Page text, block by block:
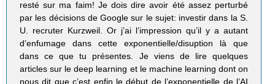
resté sur ma faim! Je dois dire avoir été assez perturbé
par les décisions de Google sur le sujet: investir dans la S.
U. recruter Kurzweil. Or j’ai l’impression qu’il y a autant
d’enfumage dans cette exponentielle/disuption là que
dans ce que tu présentes. Je viens de lire quelques
articles sur le deep learning et le machine learning dont on
nous dit que c’est enfin le début de l’exponentielle de l’AI